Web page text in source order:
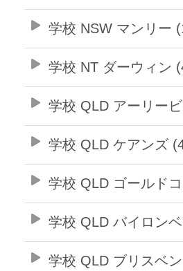
学校 NSW マンリー
学校 NT ダーウィン
学校 QLD アーリー
学校 QLD ケアンズ
学校 QLD ゴールド
学校 QLD バイロン
学校 QLD ブリスベ